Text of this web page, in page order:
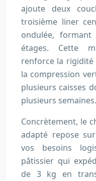
ajoute deux
troisième liner
ondulée,
étages. Cette
renforce la rigidité
la compression
plusieurs caisses
plusieurs semaines.
Concrètement, le
adapté repose
vos besoins
pâtissier qui
de 3 kg en